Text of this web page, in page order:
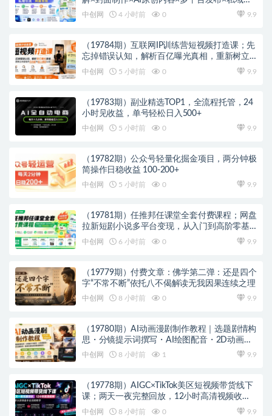
流×网盘变现
中创网 4 小时前 0 9.9
（19784期）互联网IP训练营短视频打造课；先
忘掉错误认知，解析百亿曝光真相，重新树立
内容创作方向感与收入模型认知
中创网 5 小时前 0 9.9
（19783期）副业精选TOP1，全流程托管，24
小时见收益，单号轻松日入500+
中创网 5 小时前 0 9.9
（19782期）公众号轻量化掘金项目，两分钟极
简操作日稳收益 100-200+
中创网 5 小时前 0 9.9
（19781期）任推邦任课堂全套付费课程；网盘
拉新短剧小说多平台变现，从入门到高阶零基
础也能轻松上手实操
中创网 6 小时前 0 9.9
（19779期）付费文章：佛学第二弹：还是四个
字“不常不断”依托八不偈解读无我因果连续之理
中创网 8 小时前 0 9.9
（19780期）AI动画漫剧制作教程｜选题剧情构
思・分镜提示词撰写・AI绘图配音・2D动画制
作・剪映实操完成完整漫剧成片
中创网 8 小时前 1 9.9
（19778期）AIGC×TikTok美区短视频带货线下
课；两天一夜完整回放，12小时高清视频收录
头部操盘手全流程教学
中创网 8 小时前 0 9.9